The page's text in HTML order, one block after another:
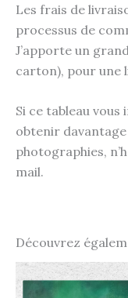
Les frais de
processus de
J’apporte un
carton), pour une
Si ce tableau
obtenir
photographies,
mail.
Découvrez